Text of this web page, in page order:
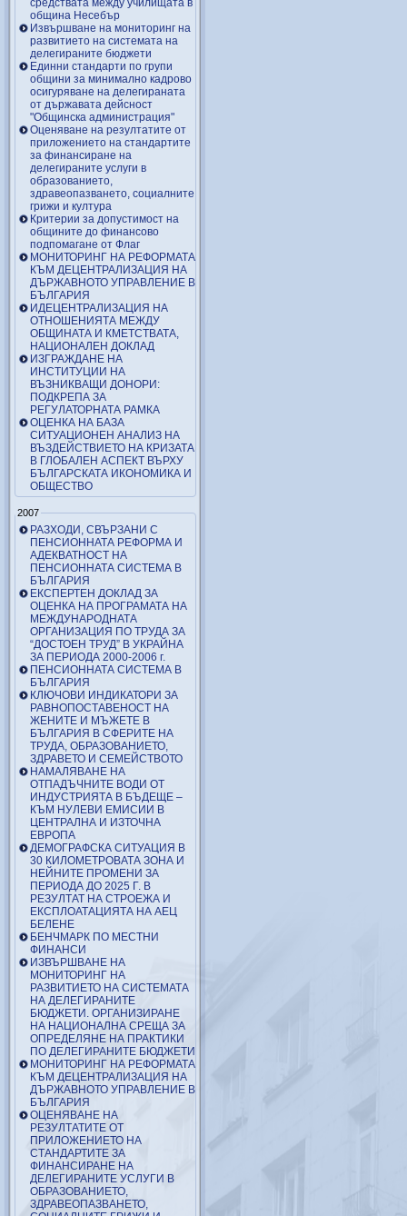
средствата между училищата в
община Несебър
Извършване на мониторинг на
развитието на системата на
делегираните бюджети
Единни стандарти по групи
общини за минимално кадрово
осигуряване на делегираната
от държавата дейсност
"Общинска администрация"
Оценяване на резултатите от
приложението на стандартите
за финансиране на
делегираните услуги в
образованието,
здравеопазването, социалните
грижи и култура
Критерии за допустимост на
общините до финансово
подпомагане от Флаг
МОНИТОРИНГ НА РЕФОРМАТА
КЪМ ДЕЦЕНТРАЛИЗАЦИЯ НА
ДЪРЖАВНОТО УПРАВЛЕНИЕ В
БЪЛГАРИЯ
ИДЕЦЕНТРАЛИЗАЦИЯ НА
ОТНОШЕНИЯТА МЕЖДУ
ОБЩИНАТА И КМЕТСТВАТА,
НАЦИОНАЛЕН ДОКЛАД
ИЗГРАЖДАНЕ НА
ИНСТИТУЦИИ НА
ВЪЗНИКВАЩИ ДОНОРИ:
ПОДКРЕПА ЗА
РЕГУЛАТОРНАТА РАМКА
ОЦЕНКА НА БАЗА
СИТУАЦИОНЕН АНАЛИЗ НА
ВЪЗДЕЙСТВИЕТО НА КРИЗАТА
В ГЛОБАЛЕН АСПЕКТ ВЪРХУ
БЪЛГАРСКАТА ИКОНОМИКА И
ОБЩЕСТВО
2007
РАЗХОДИ, СВЪРЗАНИ С
ПЕНСИОННАТА РЕФОРМА И
АДЕКВАТНОСТ НА
ПЕНСИОННАТА СИСТЕМА В
БЪЛГАРИЯ
ЕКСПЕРТЕН ДОКЛАД ЗА
ОЦЕНКА НА ПРОГРАМАТА НА
МЕЖДУНАРОДНАТА
ОРГАНИЗАЦИЯ ПО ТРУДА ЗА
“ДОСТОЕН ТРУД” В УКРАЙНА
ЗА ПЕРИОДА 2000-2006 г.
ПЕНСИОННАТА СИСТЕМА В
БЪЛГАРИЯ
КЛЮЧОВИ ИНДИКАТОРИ ЗА
РАВНОПОСТАВЕНОСТ НА
ЖЕНИТЕ И МЪЖЕТЕ В
БЪЛГАРИЯ В СФЕРИТЕ НА
ТРУДА, ОБРАЗОВАНИЕТО,
ЗДРАВЕТО И СЕМЕЙСТВОТО
НАМАЛЯВАНЕ НА
ОТПАДЪЧНИТЕ ВОДИ ОТ
ИНДУСТРИЯТА В БЪДЕЩЕ –
КЪМ НУЛЕВИ ЕМИСИИ В
ЦЕНТРАЛНА И ИЗТОЧНА
ЕВРОПА
ДЕМОГРАФСКА СИТУАЦИЯ В
30 КИЛОМЕТРОВАТА ЗОНА И
НЕЙНИТЕ ПРОМЕНИ ЗА
ПЕРИОДА ДО 2025 Г. В
РЕЗУЛТАТ НА СТРОЕЖА И
ЕКСПЛОАТАЦИЯТА НА АЕЦ
БЕЛЕНЕ
БЕНЧМАРК ПО МЕСТНИ
ФИНАНСИ
ИЗВЪРШВАНЕ НА
МОНИТОРИНГ НА
РАЗВИТИЕТО НА СИСТЕМАТА
НА ДЕЛЕГИРАНИТЕ
БЮДЖЕТИ. ОРГАНИЗИРАНЕ
НА НАЦИОНАЛНА СРЕЩА ЗА
ОПРЕДЕЛЯНЕ НА ПРАКТИКИ
ПО ДЕЛЕГИРАНИТЕ БЮДЖЕТИ
МОНИТОРИНГ НА РЕФОРМАТА
КЪМ ДЕЦЕНТРАЛИЗАЦИЯ НА
ДЪРЖАВНОТО УПРАВЛЕНИЕ В
БЪЛГАРИЯ
ОЦЕНЯВАНЕ НА
РЕЗУЛТАТИТЕ ОТ
ПРИЛОЖЕНИЕТО НА
СТАНДАРТИТЕ ЗА
ФИНАНСИРАНЕ НА
ДЕЛЕГИРАНИТЕ УСЛУГИ В
ОБРАЗОВАНИЕТО,
ЗДРАВЕОПАЗВАНЕТО,